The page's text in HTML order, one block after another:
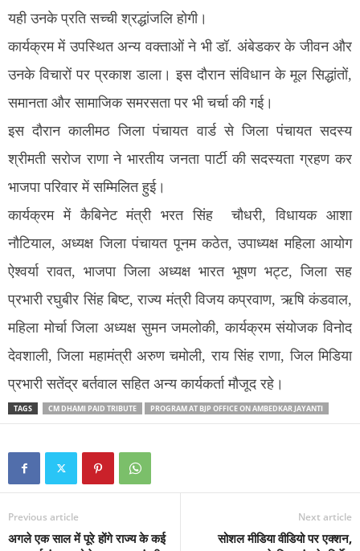
यही उनके प्रति सच्ची श्रद्धांजलि होगी।
कार्यक्रम में उपस्थित अन्य वक्ताओं ने भी डॉ. अंबेडकर के जीवन और
उनके विचारों पर प्रकाश डाला। इस दौरान संविधान के मूल सिद्धांतों,
समानता और सामाजिक समरसता पर भी चर्चा की गई।
इस दौरान कालीमठ जिला पंचायत वार्ड से जिला पंचायत सदस्य
श्रीमती सरोज राणा ने भारतीय जनता पार्टी की सदस्यता ग्रहण कर
भाजपा परिवार में सम्मिलित हुई।
कार्यक्रम में कैबिनेट मंत्री भरत सिंह चौधरी, विधायक आशा
नौटियाल, अध्यक्ष जिला पंचायत पूनम कठेत, उपाध्यक्ष महिला आयोग
ऐश्वर्या रावत, भाजपा जिला अध्यक्ष भारत भूषण भट्ट, जिला सह
प्रभारी रघुबीर सिंह बिष्ट, राज्य मंत्री विजय कप्रवाण, ऋषि कंडवाल,
महिला मोर्चा जिला अध्यक्ष सुमन जमलोकी, कार्यक्रम संयोजक विनोद
देवशाली, जिला महामंत्री अरुण चमोली, राय सिंह राणा, जिल मिडिया
प्रभारी सतेंद्र बर्तवाल सहित अन्य कार्यकर्ता मौजूद रहे।
TAGS CM DHAMI PAID TRIBUTE PROGRAM AT BJP OFFICE ON AMBEDKAR JAYANTI
Previous article
अगले एक साल में पूरे होंगे राज्य के कई
Next article
सोशल मीडिया वीडियो पर एक्शन,